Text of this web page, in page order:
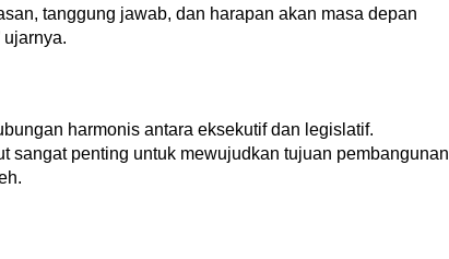
tanggung jawab, dan harapan akan masa depan
ujarnya.
harmonis antara eksekutif dan legislatif.
sangat penting untuk mewujudkan tujuan pembangunan